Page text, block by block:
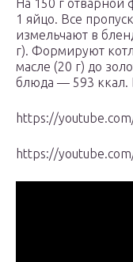
На 150 г отварной
1 яйцо. Все
измельчают в
г). Формируют
масле (20 г) до
блюда — 593 ккал.
https://
https://